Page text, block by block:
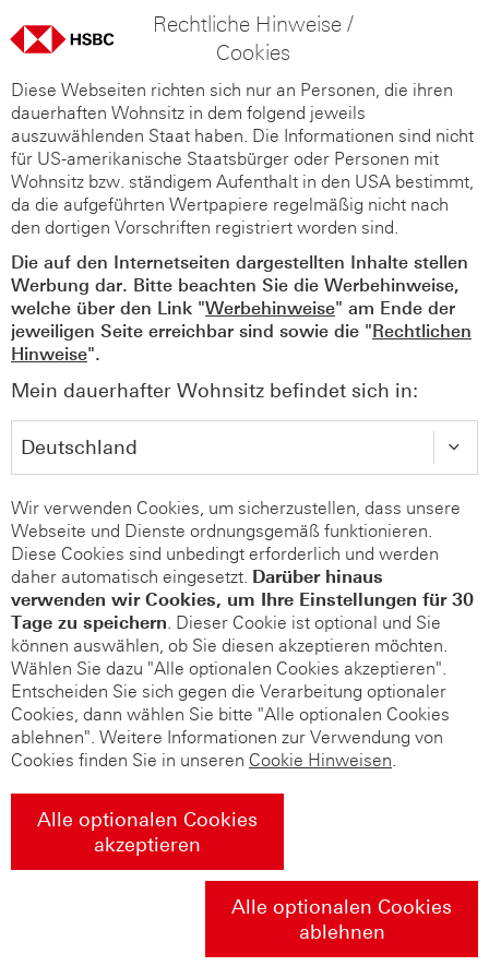
Rechtliche Hinweise /
Cookies
Diese Webseiten richten sich nur an Personen, die ihren
dauerhaften Wohnsitz in dem folgend jeweils
auszuwählenden Staat haben. Die Informationen sind nicht
für US-amerikanische Staatsbürger oder Personen mit
Wohnsitz bzw. ständigem Aufenthalt in den USA bestimmt,
da die aufgeführten Wertpapiere regelmäßig nicht nach
den dortigen Vorschriften registriert worden sind.
Die auf den Internetseiten dargestellten Inhalte stellen
Werbung dar. Bitte beachten Sie die Werbehinweise,
welche über den Link "Werbehinweise" am Ende der
jeweiligen Seite erreichbar sind sowie die "Rechtlichen
Hinweise".
Mein dauerhafter Wohnsitz befindet sich in:
Wir verwenden Cookies, um sicherzustellen, dass unsere
Webseite und Dienste ordnungsgemäß funktionieren.
Diese Cookies sind unbedingt erforderlich und werden
daher automatisch eingesetzt. Darüber hinaus
verwenden wir Cookies, um Ihre Einstellungen für 30
Tage zu speichern. Dieser Cookie ist optional und Sie
können auswählen, ob Sie diesen akzeptieren möchten.
Wählen Sie dazu "Alle optionalen Cookies akzeptieren".
Entscheiden Sie sich gegen die Verarbeitung optionaler
Cookies, dann wählen Sie bitte "Alle optionalen Cookies
ablehnen". Weitere Informationen zur Verwendung von
Cookies finden Sie in unseren Cookie Hinweisen.
Alle optionalen Cookies
akzeptieren
Alle optionalen Cookies
ablehnen